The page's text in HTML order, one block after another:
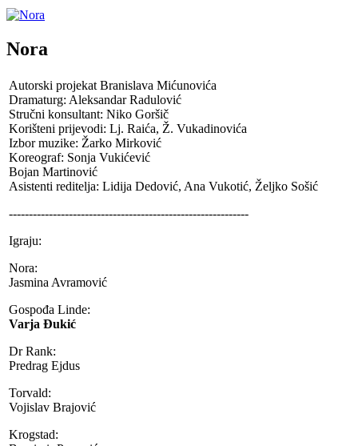
Nora
Autorski projekat Branislava Mićunovića
Dramaturg: Aleksandar Radulović
Stručni konsultant: Niko Goršič
Korišteni prijevodi: Lj. Raića, Ž. Vukadinovića
Izbor muzike: Žarko Mirković
Koreograf: Sonja Vukićević
Bojan Martinović
Asistenti reditelja: Lidija Dedović, Ana Vukotić, Željko Sošić
------------------------------------------------------------
Igraju:
Nora:
Jasmina Avramović
Gospođa Linde:
Varja Đukić
Dr Rank:
Predrag Ejdus
Torvald:
Vojislav Brajović
Krogstad: